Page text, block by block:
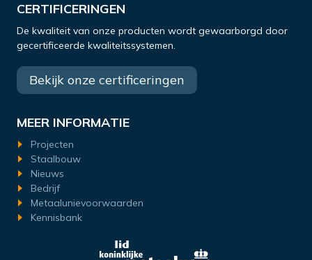
CERTIFICERINGEN
De kwaliteit van onze producten wordt gewaarborgd door
gecertificeerde kwaliteitssystemen.
Bekijk onze certificeringen
MEER INFORMATIE
Projecten
Staalbouw
Nieuws
Bedrijf
Metaalunievoorwaarden
Kennisbank